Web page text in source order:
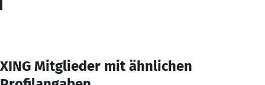
XING Mitglieder mit ähnlichen